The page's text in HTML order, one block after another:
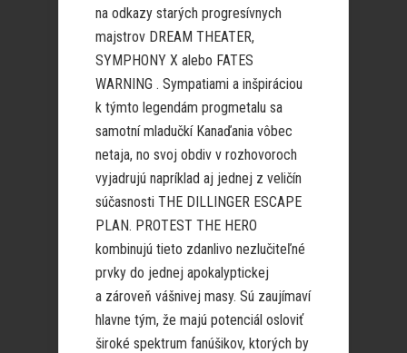
na odkazy starých progresívnych
majstrov DREAM THEATER,
SYMPHONY X alebo FATES
WARNING . Sympatiami a inšpiráciou
k týmto legendám progmetalu sa
samotní mladučkí Kanaďania vôbec
netaja, no svoj obdiv v rozhovoroch
vyjadrujú napríklad aj jednej z veličín
súčasnosti THE DILLINGER ESCAPE
PLAN. PROTEST THE HERO
kombinujú tieto zdanlivo nezlučiteľné
prvky do jednej apokalyptickej
a zároveň vášnivej masy. Sú zaujímaví
hlavne tým, že majú potenciál osloviť
široké spektrum fanúšikov, ktorých by